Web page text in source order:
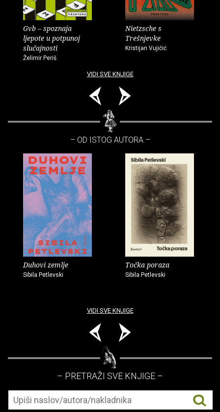
Gvb – spoznaja
ljepote u potpunoj
slučajnosti
Želimir Periš
Nietzsche s
Trešnjevke
Kristijan Vujičić
VIDI SVE KNJIGE
– OD ISTOG AUTORA –
Duhovi zemlje
Sibila Petlevski
Točka poraza
Sibila Petlevski
VIDI SVE KNJIGE
– PRETRAŽI SVE KNJIGE –